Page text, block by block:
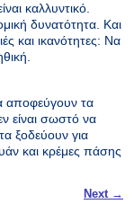
καλλυντικό.
δυνατότητα. Και
και ικανότητες: Να
αποφεύγουν τα
είναι σωστό να
ξοδεύουν για
και κρέμες πάσης
Next →